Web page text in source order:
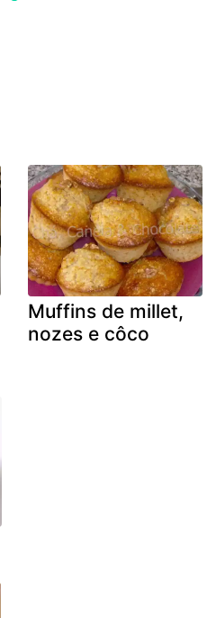
Muffins de millet,
nozes e côco